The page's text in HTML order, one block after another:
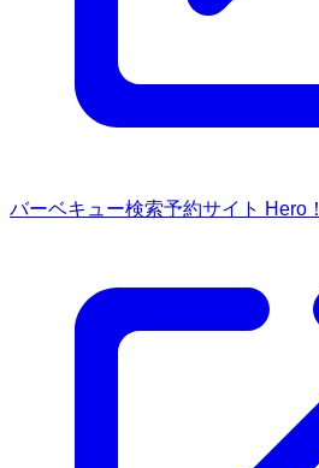
バーベキュー検索予約サイト Hero！